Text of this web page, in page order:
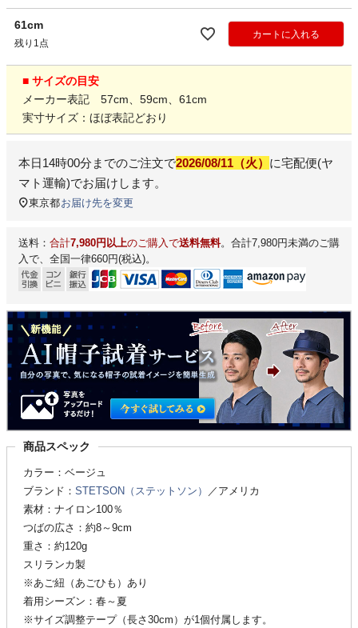
61cm
残り1点
カートに入れる
■ サイズの目安
メーカー表記 57cm、59cm、61cm
実寸サイズ：ほぼ表記どおり
本日14時00分 までのご注文で2026/08/11（火） に宅配便(ヤ
マト運輸)でお届けします。
東京都お届け先を変更
送料： 合計7,980円以上のご購入で送料無料。合計7,980円未満のご購
入で、全国一律660円(税込)。
商品スペック
カラー：ベージュ
ブランド： STETSON（ステットソン）
／アメリカ
素材：ナイロン100％
つばの広さ：約8～9cm
重さ：約120g
スリランカ製
※あご紐（あごひも）あり
着用シーズン：春～夏
※サイズ調整テープ（長さ30cm）が1個付属します。